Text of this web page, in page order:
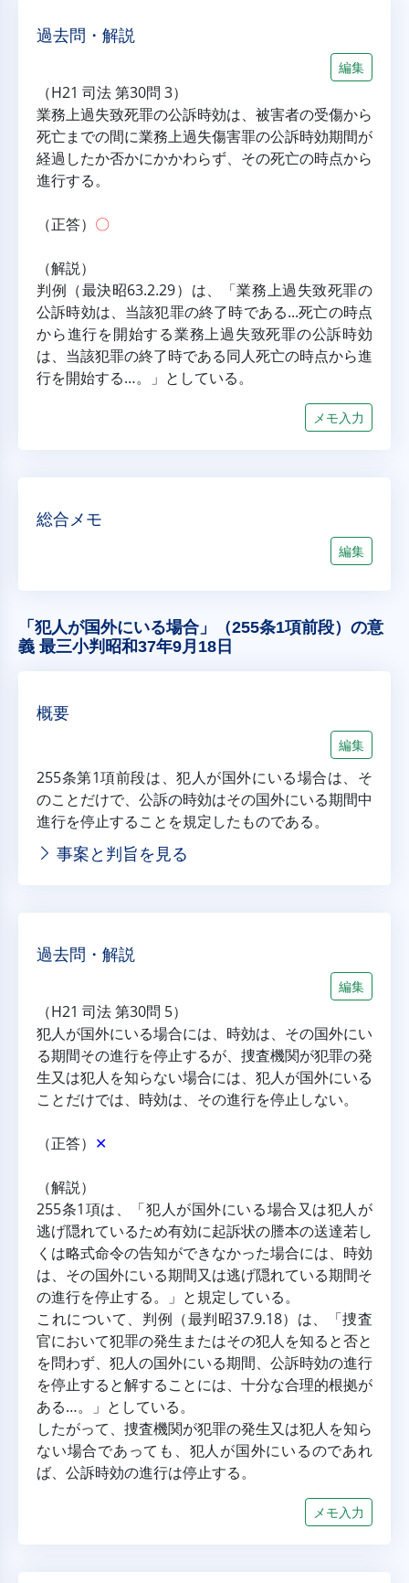
過去問・解説
編集
（H21 司法 第30問 3）
業務上過失致死罪の公訴時効は、被害者の受傷から
死亡までの間に業務上過失傷害罪の公訴時効期間が
経過したか否かにかかわらず、その死亡の時点から
進行する。
（正答） 〇
（解説）
判例（最決昭63.2.29）は、「業務上過失致死罪の
公訴時効は、当該犯罪の終了時である...死亡の時点
から進行を開始する業務上過失致死罪の公訴時効
は、当該犯罪の終了時である同人死亡の時点から進
行を開始する…。」としている。
メモ入力
総合メモ
編集
「犯人が国外にいる場合」（255条1項前段）の意
義 最三小判昭和37年9月18日
概要
編集
255条第1項前段は、犯人が国外にいる場合は、そ
のことだけで、公訴の時効はその国外にいる期間中
進行を停止することを規定したものである。
事案と判旨を見る
過去問・解説
編集
（H21 司法 第30問 5）
犯人が国外にいる場合には、時効は、その国外にい
る期間その進行を停止するが、捜査機関が犯罪の発
生又は犯人を知らない場合には、犯人が国外にいる
ことだけでは、時効は、その進行を停止しない。
（正答） ✕
（解説）
255条1項は、「犯人が国外にいる場合又は犯人が
逃げ隠れているため有効に起訴状の謄本の送達若し
くは略式命令の告知ができなかった場合には、時効
は、その国外にいる期間又は逃げ隠れている期間そ
の進行を停止する。」と規定している。
これについて、判例（最判昭37.9.18）は、「捜査
官において犯罪の発生またはその犯人を知ると否と
を問わず、犯人の国外にいる期間、公訴時効の進行
を停止すると解することには、十分な合理的根拠が
ある…。」としている。
したがって、捜査機関が犯罪の発生又は犯人を知ら
ない場合であっても、犯人が国外にいるのであれ
ば、公訴時効の進行は停止する。
メモ入力